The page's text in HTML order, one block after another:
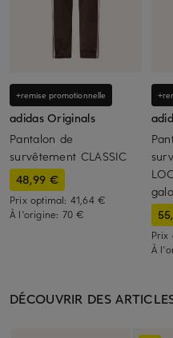
+remise promotionnelle
adidas Originals
Pantalon de
survêtement CLASSIC
48,99 €
Prix optimal: 41,64 €
À l'origine: 70 €
Prix
À
DÉCOUVRIR DES